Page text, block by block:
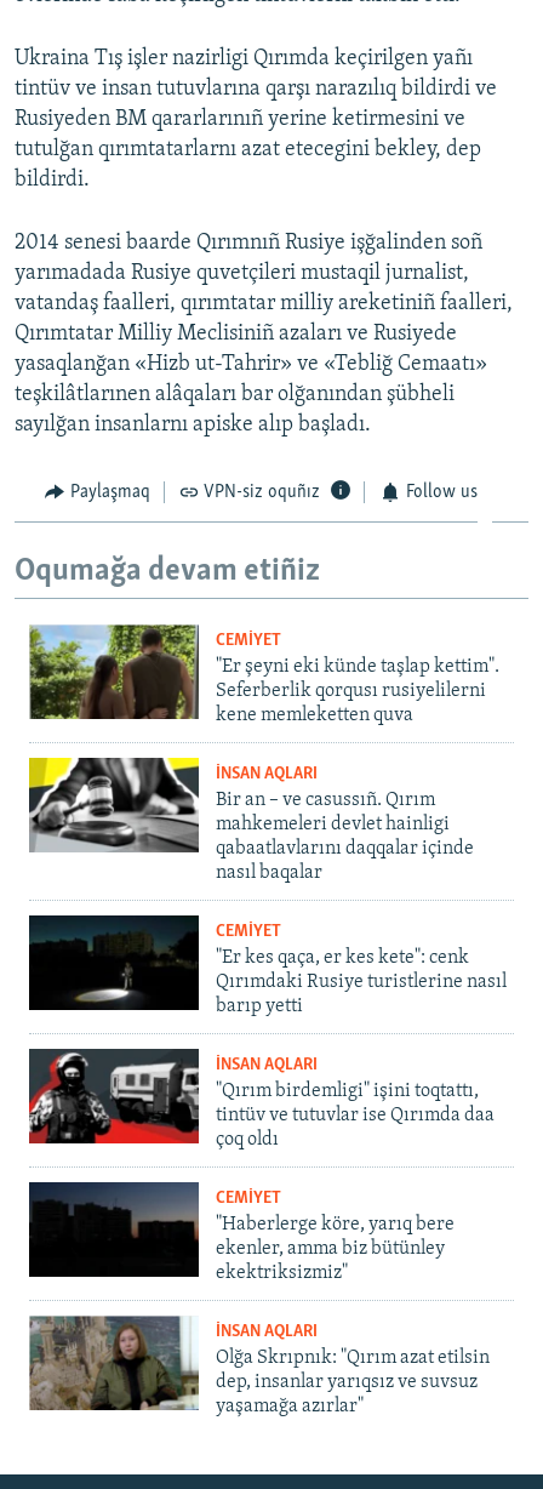
Ukraina Tış işler nazirligi Qırımda keçirilgen yañı
tintüv ve insan tutuvlarına qarşı narazılıq bildirdi ve
Rusiyeden BM qararlarınıñ yerine ketirmesini ve
tutulğan qırımtatarlarnı azat etecegini bekley, dep
bildirdi.
2014 senesi baarde Qırımnıñ Rusiye işğalinden soñ
yarımadada Rusiye quvetçileri mustaqil jurnalist,
vatandaş faalleri, qırımtatar milliy areketiniñ faalleri,
Qırımtatar Milliy Meclisiniñ azaları ve Rusiyede
yasaqlanğan «Hizb ut-Tahrir» ve «Tebliğ Cemaatı»
teşkilâtlarınen alâqaları bar olğanından şübheli
sayılğan insanlarnı apiske alıp başladı.
Paylaşmaq VPN-siz oquñız Follow us
Oqumağa devam etiñiz
CEMİYET
"Er şeyni eki künde taşlap kettim".
Seferberlik qorqusı rusiyelilerni
kene memleketten quva
İNSAN AQLARI
Bir an – ve casussıñ. Qırım
mahkemeleri devlet hainligi
qabaatlavlarını daqqalar içinde
nasıl baqalar
CEMİYET
"Er kes qaça, er kes kete": cenk
Qırımdaki Rusiye turistlerine nasıl
barıp yetti
İNSAN AQLARI
"Qırım birdemligi" işini toqtattı,
tintüv ve tutuvlar ise Qırımda daa
çoq oldı
CEMİYET
"Haberlerge köre, yarıq bere
ekenler, amma biz bütünley
ekektriksizmiz"
İNSAN AQLARI
Olğa Skrıpnık: "Qırım azat etilsin
dep, insanlar yarıqsız ve suvsuz
yaşamağa azırlar"